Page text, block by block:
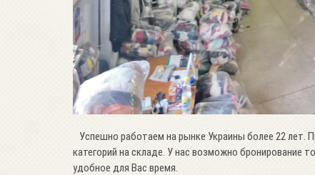
Успешно работаем на рынке Украины более 22
категорий на складе. У нас возможно бронирование
удобное для Вас время.